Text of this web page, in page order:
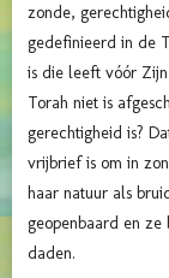
zonde,
gedefinieerd in de
is die leeft vóór
Torah niet is
gerechtigheid is?
vrijbrief is om in
haar natuur als
geopenbaard en
daden.